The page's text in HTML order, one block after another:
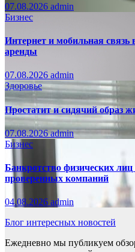
07.08.2026 admin
Бизнес
Интернет и мобильная связь
аренды
07.08.2026 admin
Здоровье
Простатит и сидячий образ
07.08.2026admin
Бизнес
Банкротство физических
проверенных компаний
04.08.2026 admin
Блог интересных новостей
Ежедневно мы публикуем